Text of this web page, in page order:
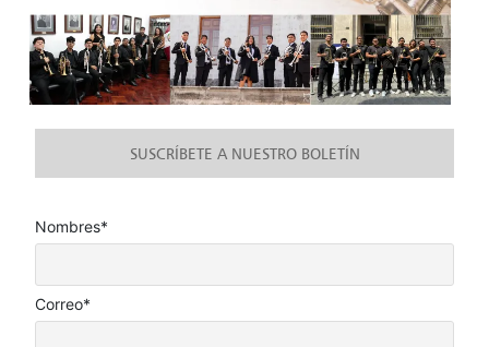
SUSCRÍBETE A NUESTRO BOLETÍN
Nombres*
Correo*